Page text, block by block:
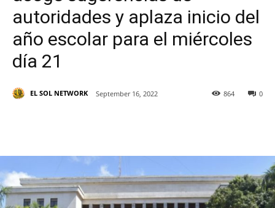
autoridades y aplaza inicio del
año escolar para el miércoles
día 21
EL SOL NETWORK September 16, 2022 0
864